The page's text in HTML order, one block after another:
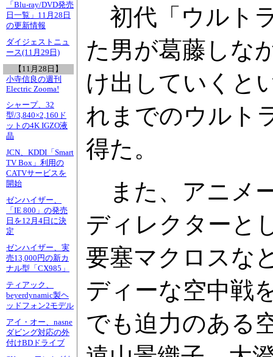
「Blu-ray/DVD発売
日一覧」11月28日
の更新情報
ダイジェストニュ
ース(11月29日)
【11月28日】
小寺信良の週刊
Electric Zooma!
シャープ、32
型/3,840×2,160ド
ットの4K IGZO液
晶
JCN、KDDI「Smart
TV Box」利用の
CATVサービスを
開始
ゼンハイザー、
「IE 800」の発売
日を12月4日に決
定
ゼンハイザー、実
売13,000円の新カ
ナル型「CX985」
ティアック、
beyerdynamic製ヘ
ッドフォン2モデル
アイ・オー、nasne
ダビング対応の外
付けBDドライブ
初代「ウルト
た男が葛藤しな
け出していくと
れまでのウルト
得た。
また、アニメ
ディレクターと
要塞マクロスな
ディーな空中戦
でも迫力のある